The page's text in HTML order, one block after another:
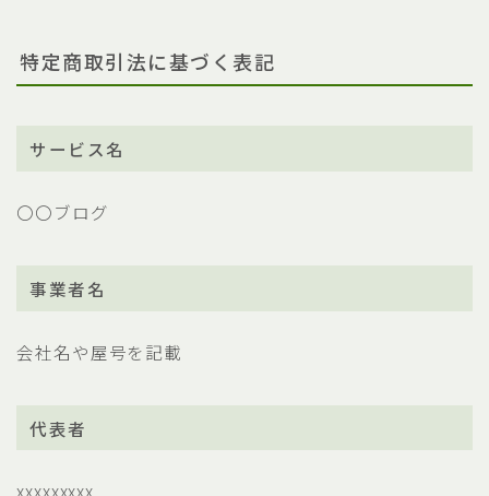
特定商取引法に基づく表記
サービス名
〇〇ブログ
事業者名
会社名や屋号を記載
代表者
xxxxxxxxx